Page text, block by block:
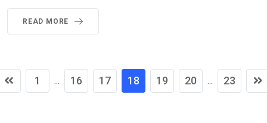
READ MORE
1 ... 16 17 18 19 20 ... 23